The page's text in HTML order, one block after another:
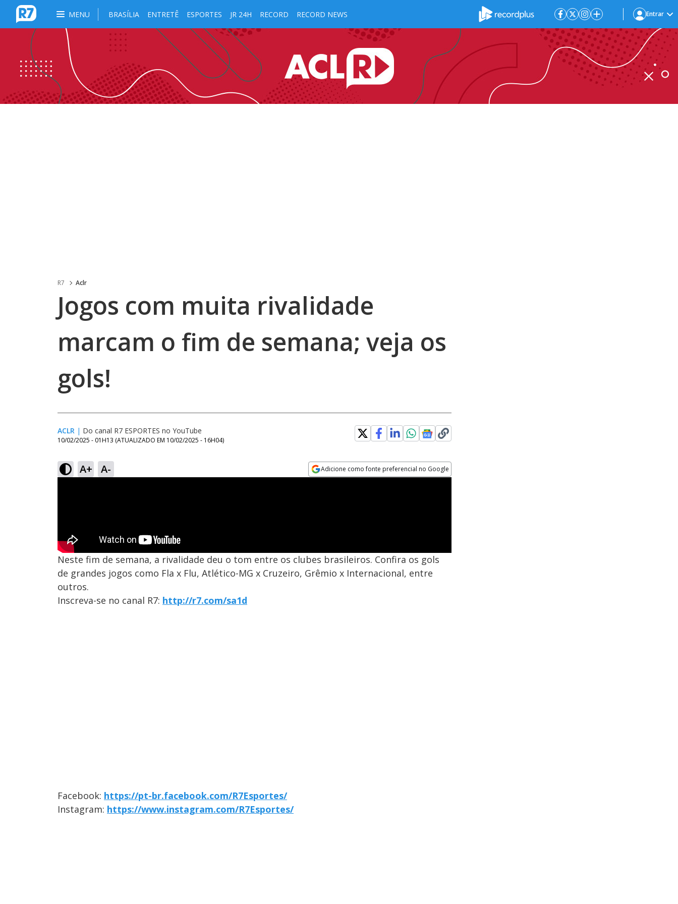
MENU BRASÍLIA ENTRETÊ ESPORTES JR 24H RECORD RECORD NEWS Entrar
R7 Aclr
Jogos com muita rivalidade
marcam o fim de semana; veja os
gols!
ACLR | Do canal R7 ESPORTES no YouTube
10/02/2025 - 01H13 (ATUALIZADO EM 10/02/2025 - 16H04)
A+ A- Adicione como fonte preferencial no Google
Neste fim de semana, a rivalidade deu o tom entre os clubes brasileiros. Confira os gols
de grandes jogos como Fla x Flu, Atlético-MG x Cruzeiro, Grêmio x Internacional, entre
outros.
Inscreva-se no canal R7: http://r7.com/sa1d
Facebook: https://pt-br.facebook.com/R7Esportes/
Instagram: https://www.instagram.com/R7Esportes/